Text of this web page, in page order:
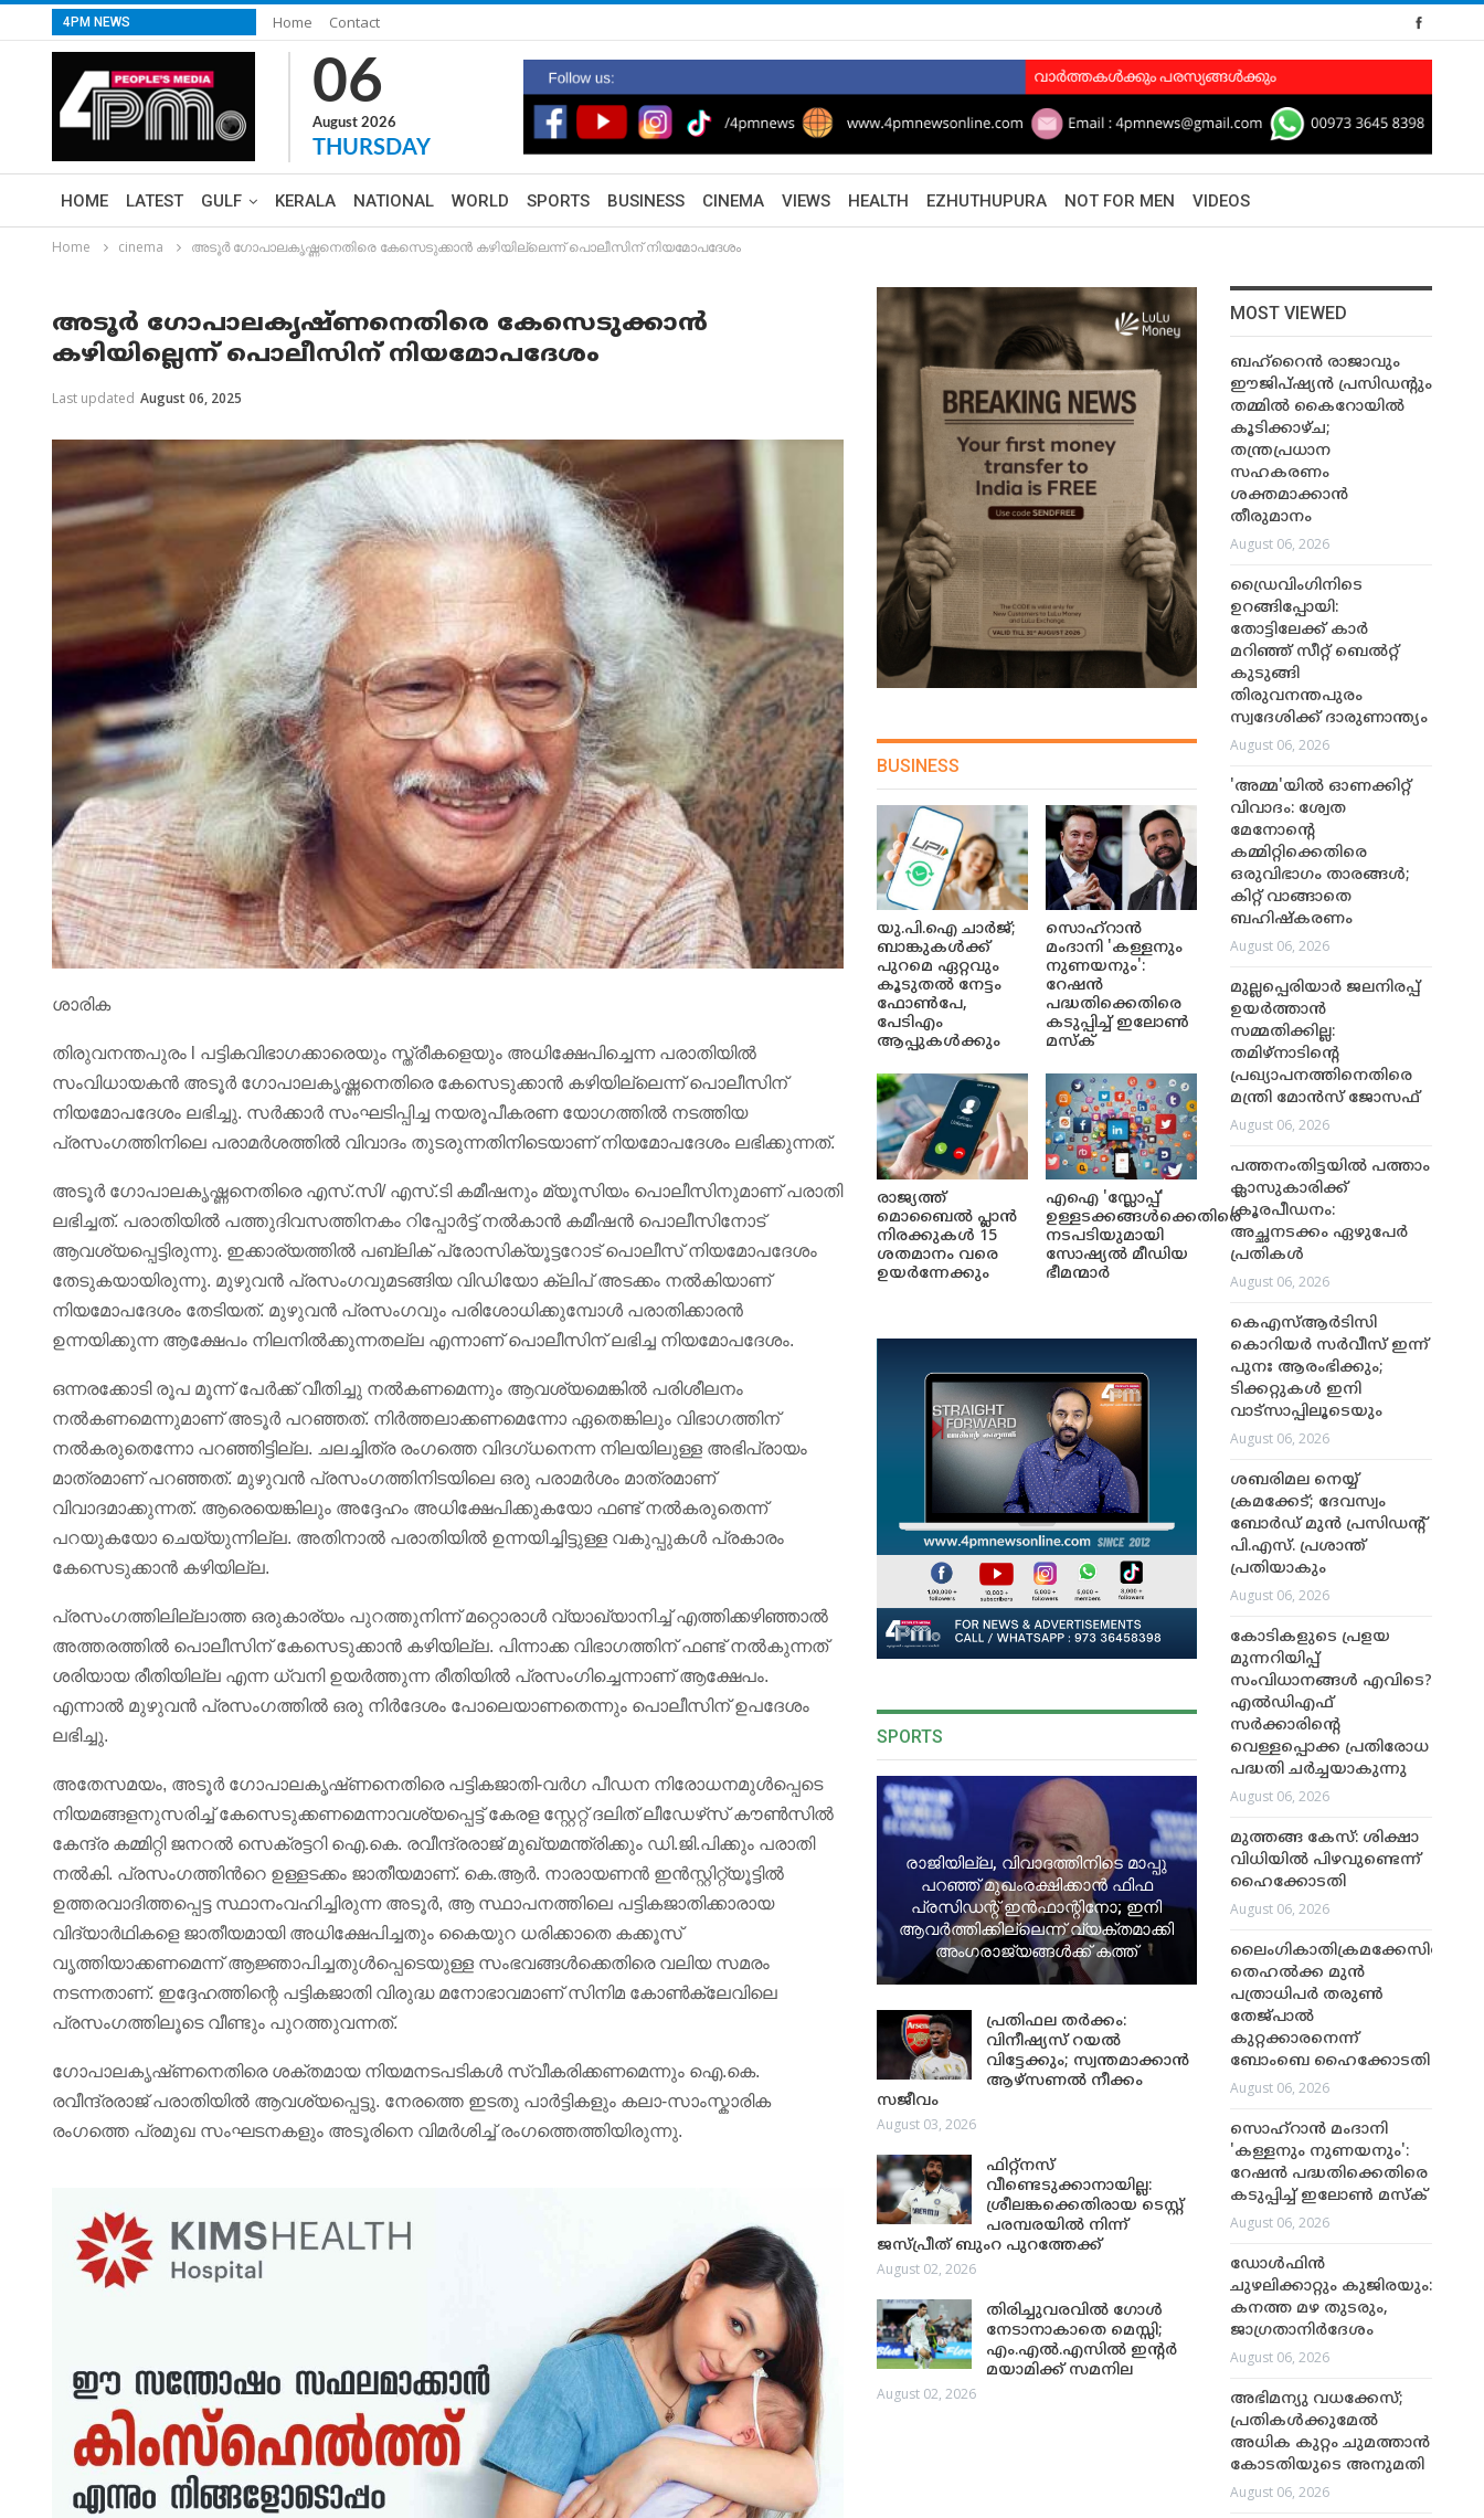
4PM NEWS Home Contact
06
August 2026
THURSDAY
HOME LATEST GULF KERALA NATIONAL WORLD SPORTS BUSINESS CINEMA VIEWS HEALTH EZHUTHUPURA NOT FOR MEN VIDEOS
Home cinema അടൂർ ഗോപാലകൃഷ്ണനെതിരെ കേസെടുക്കാൻ കഴിയില്ലെന്ന് പൊലീസിന് നിയമോപദേശം
അടൂർ ഗോപാലകൃഷ്ണനെതിരെ കേസെടുക്കാൻ
കഴിയില്ലെന്ന് പൊലീസിന് നിയമോപദേശം
Last updated August 06, 2025
ശാരിക
തിരുവനന്തപുരം l പട്ടികവിഭാഗക്കാരെയും സ്ത്രീകളെയും അധിക്ഷേപിച്ചെന്ന പരാതിയിൽ
സംവിധായകൻ അടൂർ ഗോപാലകൃഷ്ണനെതിരെ കേസെടുക്കാൻ കഴിയില്ലെന്ന് പൊലീസിന്
നിയമോപദേശം ലഭിച്ചു. സർക്കാർ സംഘടിപ്പിച്ച നയരൂപീകരണ യോഗത്തിൽ നടത്തിയ
പ്രസംഗത്തിനിലെ പരാമർശത്തിൽ വിവാദം തുടരുന്നതിനിടെയാണ് നിയമോപദേശം ലഭിക്കുന്നത്.
അടൂർ ഗോപാലകൃഷ്ണനെതിരെ എസ്.സി/ എസ്.ടി കമീഷനും മ്യൂസിയം പൊലീസിനുമാണ് പരാതി
ലഭിച്ചത്. പരാതിയിൽ പത്തുദിവസത്തിനകം റിപ്പോർട്ട് നൽകാൻ കമീഷൻ പൊലീസിനോട്
ആവശ്യപ്പെട്ടിരുന്നു. ഇക്കാര്യത്തിൽ പബ്ലിക് പ്രോസിക്യൂട്ടറോട് പൊലീസ് നിയമോപദേശം
തേടുകയായിരുന്നു. മുഴുവൻ പ്രസംഗവുമടങ്ങിയ വിഡിയോ ക്ലിപ് അടക്കം നൽകിയാണ്
നിയമോപദേശം തേടിയത്. മുഴുവൻ പ്രസംഗവും പരിശോധിക്കുമ്പോൾ പരാതിക്കാരൻ
ഉന്നയിക്കുന്ന ആക്ഷേപം നിലനിൽക്കുന്നതല്ല എന്നാണ് പൊലീസിന് ലഭിച്ച നിയമോപദേശം.
ഒന്നരക്കോടി രൂപ മൂന്ന് പേർക്ക് വീതിച്ചു നൽകണമെന്നും ആവശ്യമെങ്കിൽ പരിശീലനം
നൽകണമെന്നുമാണ് അടൂർ പറഞ്ഞത്. നിർത്തലാക്കണമെന്നോ ഏതെങ്കിലും വിഭാഗത്തിന്
നൽകരുതെന്നോ പറഞ്ഞിട്ടില്ല. ചലച്ചിത്ര രംഗത്തെ വിദഗ്ധനെന്ന നിലയിലുള്ള അഭിപ്രായം
മാത്രമാണ് പറഞ്ഞത്. മുഴുവൻ പ്രസംഗത്തിനിടയിലെ ഒരു പരാമർശം മാത്രമാണ്
വിവാദമാക്കുന്നത്. ആരെയെങ്കിലും അദ്ദേഹം അധിക്ഷേപിക്കുകയോ ഫണ്ട് നൽകരുതെന്ന്
പറയുകയോ ചെയ്യുന്നില്ല. അതിനാൽ പരാതിയിൽ ഉന്നയിച്ചിട്ടുള്ള വകുപ്പുകൾ പ്രകാരം
കേസെടുക്കാൻ കഴിയില്ല.
പ്രസംഗത്തിലില്ലാത്ത ഒരുകാര്യം പുറത്തുനിന്ന് മറ്റൊരാൾ വ്യാഖ്യാനിച്ച് എത്തിക്കഴിഞ്ഞാൽ
അത്തരത്തിൽ പൊലീസിന് കേസെടുക്കാൻ കഴിയില്ല. പിന്നാക്ക വിഭാഗത്തിന് ഫണ്ട് നൽകുന്നത്
ശരിയായ രീതിയില്ല എന്ന ധ്വനി ഉയർത്തുന്ന രീതിയിൽ പ്രസംഗിച്ചെന്നാണ് ആക്ഷേപം.
എന്നാൽ മുഴുവൻ പ്രസംഗത്തിൽ ഒരു നിർദേശം പോലെയാണതെന്നും പൊലീസിന് ഉപദേശം
ലഭിച്ചു.
അതേസമയം, അടൂർ ഗോപാലകൃഷ്‌ണനെതിരെ പട്ടികജാതി-വർഗ പീഡന നിരോധനമുൾപ്പെടെ
നിയമങ്ങളനുസരിച്ച് കേസെടുക്കണമെന്നാവശ്യപ്പെട്ട് കേരള സ്റ്റേറ്റ് ദലിത് ലീഡേഴ്‌സ് കൗൺസിൽ
കേന്ദ്ര കമ്മിറ്റി ജനറൽ സെക്രട്ടറി ഐ.കെ. രവീന്ദ്രരാജ് മുഖ്യമന്ത്രിക്കും ഡി.ജി.പിക്കും പരാതി
നൽകി. പ്രസംഗത്തിന്‍റെ ഉള്ളടക്കം ജാതീയമാണ്. കെ.ആർ. നാരായണൻ ഇൻസ്റ്റിറ്റ്യൂട്ടിൽ
ഉത്തരവാദിത്തപ്പെട്ട സ്ഥാനംവഹിച്ചിരുന്ന അടൂർ, ആ സ്ഥാപനത്തിലെ പട്ടികജാതിക്കാരായ
വിദ്യാർഥികളെ ജാതീയമായി അധിക്ഷേപിച്ചതും കൈയുറ ധരിക്കാതെ കക്കൂസ്
വൃത്തിയാക്കണമെന്ന് ആജ്ഞാപിച്ചതുൾപ്പെടെയുള്ള സംഭവങ്ങൾക്കെതിരെ വലിയ സമരം
നടന്നതാണ്. ഇദ്ദേഹത്തിന്റെ പട്ടികജാതി വിരുദ്ധ മനോഭാവമാണ് സിനിമ കോൺക്ലേവിലെ
പ്രസംഗത്തിലൂടെ വീണ്ടും പുറത്തുവന്നത്.
ഗോപാലകൃഷ്‌ണനെതിരെ ശക്തമായ നിയമനടപടികൾ സ്വീകരിക്കണമെന്നും ഐ.കെ.
രവീന്ദ്രരാജ് പരാതിയിൽ ആവശ്യപ്പെട്ടു. നേരത്തെ ഇടതു പാർട്ടികളും കലാ-സാംസ്കാരിക
രംഗത്തെ പ്രമുഖ സംഘടനകളും അടൂരിനെ വിമർശിച്ച് രംഗത്തെത്തിയിരുന്നു.
BUSINESS
യു.പി.ഐ ചാർജ്;
ബാങ്കുകൾക്ക്
പുറമെ ഏറ്റവും
കൂടുതൽ നേട്ടം
ഫോൺപേ,
പേടിഎം
ആപ്പുകൾക്കും
സൊഹ്റാൻ
മംദാനി 'കള്ളനും
നുണയനും':
റേഷൻ
പദ്ധതിക്കെതിരെ
കടുപ്പിച്ച് ഇലോൺ
മസ്ക്
രാജ്യത്ത്
മൊബൈൽ പ്ലാൻ
നിരക്കുകൾ 15
ശതമാനം വരെ
ഉയർന്നേക്കും
എഐ 'സ്ലോപ്പ്'
ഉള്ളടക്കങ്ങൾക്കെതിരെ
നടപടിയുമായി
സോഷ്യൽ മീഡിയ
ഭീമന്മാർ
SPORTS
രാജിയില്ല, വിവാദത്തിനിടെ മാപ്പു
പറഞ്ഞ് മുഖംരക്ഷിക്കാൻ ഫിഫ
പ്രസിഡന്റ് ഇൻഫാന്റിനോ; ഇനി
ആവർത്തിക്കില്ലെന്ന് വ്യക്തമാക്കി
അംഗരാജ്യങ്ങൾക്ക് കത്ത്
പ്രതിഫല തർക്കം:
വിനീഷ്യസ് റയൽ
വിട്ടേക്കും; സ്വന്തമാക്കാൻ
ആഴ്സണൽ നീക്കം
സജീവം
August 03, 2026
ഫിറ്റ്നസ്
വീണ്ടെടുക്കാനായില്ല:
ശ്രീലങ്കക്കെതിരായ ടെസ്റ്റ്
പരമ്പരയിൽ നിന്ന്
ജസ്പ്രീത് ബുംറ പുറത്തേക്ക്
August 02, 2026
തിരിച്ചുവരവിൽ ഗോൾ
നേടാനാകാതെ മെസ്സി;
എം.എൽ.എസിൽ ഇന്റർ
മയാമിക്ക് സമനില
August 02, 2026
MOST VIEWED
ബഹ്‌റൈൻ രാജാവും
ഈജിപ്ഷ്യൻ പ്രസിഡന്റും
തമ്മിൽ കൈറോയിൽ
കൂടിക്കാഴ്ച;
തന്ത്രപ്രധാന
സഹകരണം
ശക്തമാക്കാൻ
തീരുമാനം
August 06, 2026
ഡ്രൈവിംഗിനിടെ
ഉറങ്ങിപ്പോയി:
തോട്ടിലേക്ക് കാർ
മറിഞ്ഞ് സീറ്റ് ബെൽറ്റ്
കുടുങ്ങി
തിരുവനന്തപുരം
സ്വദേശിക്ക് ദാരുണാന്ത്യം
August 06, 2026
'അമ്മ'യിൽ ഓണക്കിറ്റ്
വിവാദം: ശ്വേത
മേനോന്റെ
കമ്മിറ്റിക്കെതിരെ
ഒരുവിഭാഗം താരങ്ങൾ;
കിറ്റ് വാങ്ങാതെ
ബഹിഷ്കരണം
August 06, 2026
മുല്ലപ്പെരിയാർ ജലനിരപ്പ്
ഉയർത്താൻ
സമ്മതിക്കില്ല:
തമിഴ്‌നാടിന്റെ
പ്രഖ്യാപനത്തിനെതിരെ
മന്ത്രി മോൻസ് ജോസഫ്
August 06, 2026
പത്തനംതിട്ടയിൽ പത്താം
ക്ലാസുകാരിക്ക്
ക്രൂരപീഡനം:
അച്ഛനടക്കം ഏഴുപേർ
പ്രതികൾ
August 06, 2026
കെഎസ്ആർടിസി
കൊറിയർ സർവീസ് ഇന്ന്
പുനഃ ആരംഭിക്കും;
ടിക്കറ്റുകൾ ഇനി
വാട്‌സാപ്പിലൂടെയും
August 06, 2026
ശബരിമല നെയ്യ്
ക്രമക്കേട്; ദേവസ്വം
ബോർഡ് മുൻ പ്രസിഡന്റ്
പി.എസ്. പ്രശാന്ത്
പ്രതിയാകും
August 06, 2026
കോടികളുടെ പ്രളയ
മുന്നറിയിപ്പ്
സംവിധാനങ്ങൾ എവിടെ?
എൽഡിഎഫ്
സർക്കാരിന്റെ
വെള്ളപ്പൊക്ക പ്രതിരോധ
പദ്ധതി ചർച്ചയാകുന്നു
August 06, 2026
മുത്തങ്ങ കേസ്: ശിക്ഷാ
വിധിയിൽ പിഴവുണ്ടെന്ന്
ഹൈക്കോടതി
August 06, 2026
ലൈംഗികാതിക്രമക്കേസിൽ
തെഹൽക്ക മുൻ
പത്രാധിപർ തരുൺ
തേജ്പാൽ
കുറ്റക്കാരനെന്ന്
ബോംബെ ഹൈക്കോടതി
August 06, 2026
സൊഹ്റാൻ മംദാനി
'കള്ളനും നുണയനും':
റേഷൻ പദ്ധതിക്കെതിരെ
കടുപ്പിച്ച് ഇലോൺ മസ്ക്
August 06, 2026
ഡോൾഫിൻ
ചുഴലിക്കാറ്റും കുജിരയും:
കനത്ത മഴ തുടരും,
ജാഗ്രതാനിർദേശം
August 06, 2026
അഭിമന്യു വധക്കേസ്;
പ്രതികള്‍ക്കുമേല്‍
അധിക കുറ്റം ചുമത്താന്‍
കോടതിയുടെ അനുമതി
August 06, 2026